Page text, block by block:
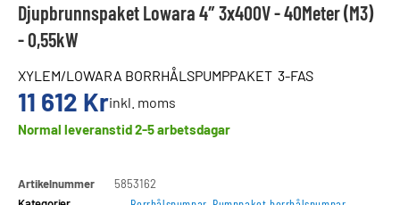
Djupbrunnspaket Lowara 4″ 3x400V - 40Meter (M3)
- 0,55kW
XYLEM/LOWARA BORRHÅLSPUMPPAKET 3-FAS
11 612 Krinkl. moms
Normal leveranstid 2-5 arbetsdagar
Artikelnummer
5853162